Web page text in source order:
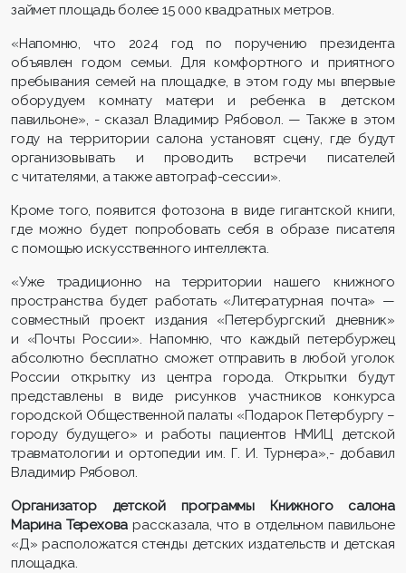
займет площадь более 15 000 квадратных метров.
«Напомню, что 2024 год по поручению президента
объявлен годом семьи. Для комфортного и приятного
пребывания семей на площадке, в этом году мы впервые
оборудуем комнату матери и ребенка в детском
павильоне», - сказал Владимир Рябовол. — Также в этом
году на территории салона установят сцену, где будут
организовывать и проводить встречи писателей
с читателями, а также автограф-сессии».
Кроме того, появится фотозона в виде гигантской книги,
где можно будет попробовать себя в образе писателя
с помощью искусственного интеллекта.
«Уже традиционно на территории нашего книжного
пространства будет работать «Литературная почта» —
совместный проект издания «Петербургский дневник»
и «Почты России». Напомню, что каждый петербуржец
абсолютно бесплатно сможет отправить в любой уголок
России открытку из центра города. Открытки будут
представлены в виде рисунков участников конкурса
городской Общественной палаты «Подарок Петербургу –
городу будущего» и работы пациентов НМИЦ детской
травматологии и ортопедии им. Г. И. Турнера»,- добавил
Владимир Рябовол.
Организатор детской программы Книжного салона
Марина Терехова рассказала, что в отдельном павильоне
«Д» расположатся стенды детских издательств и детская
площадка.